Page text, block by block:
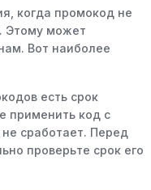
когда промокод не
Этому может
Вот наиболее
есть срок
применить код с
сработает. Перед
проверьте срок его